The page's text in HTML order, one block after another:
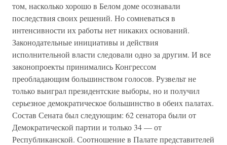
том, насколько хорошо в Белом доме осознавали
последствия своих решений. Но сомневаться в
интенсивности их работы нет никаких оснований.
Законодательные инициативы и действия
исполнительной власти следовали одно за другим. И все
законопроекты принимались Конгрессом
преобладающим большинством голосов. Рузвельт не
только выиграл президентские выборы, но и получил
серьезное демократическое большинство в обеих палатах.
Состав Сената был следующим: 62 сенатора были от
Демократической партии и только 34 — от
Республиканской. Соотношение в Палате представителей